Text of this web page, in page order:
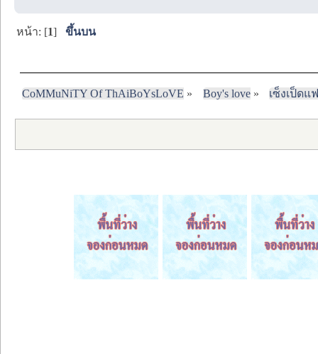
หน้า: [1]ขึ้นบน
CoMMuNiTY Of ThAiBoYsLoVE » Boy's love» เซ็งเป็ด